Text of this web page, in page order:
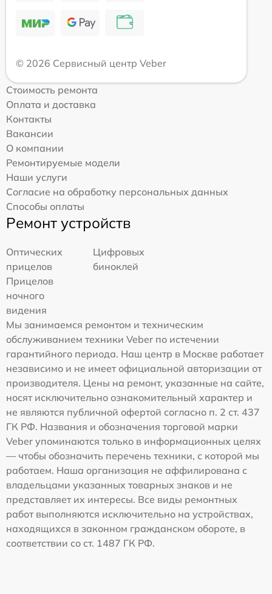
© 2026 Сервисный центр Veber
Стоимость ремонта
Оплата и доставка
Контакты
Вакансии
О компании
Ремонтируемые модели
Наши услуги
Согласие на обработку персональных данных
Способы оплаты
Ремонт устройств
Оптических
прицелов
Цифровых
биноклей
Прицелов
ночного
видения
Мы занимаемся ремонтом и техническим
обслуживанием техники Veber по истечении
гарантийного периода. Наш центр в Москве работает
независимо и не имеет официальной авторизации от
производителя. Цены на ремонт, указанные на сайте,
носят исключительно ознакомительный характер и
не являются публичной офертой согласно п. 2 ст. 437
ГК РФ. Названия и обозначения торговой марки
Veber упоминаются только в информационных целях
— чтобы обозначить перечень техники, с которой мы
работаем. Наша организация не аффилирована с
владельцами указанных товарных знаков и не
представляет их интересы. Все виды ремонтных
работ выполняются исключительно на устройствах,
находящихся в законном гражданском обороте, в
соответствии со ст. 1487 ГК РФ.